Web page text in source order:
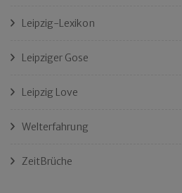
Leipzig-Lexikon
Leipziger Gose
Leipzig Love
Welterfahrung
ZeitBrüche